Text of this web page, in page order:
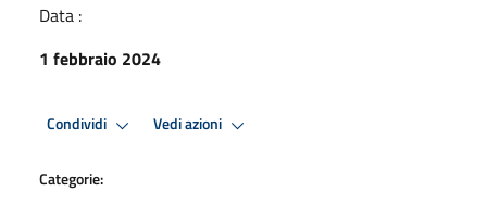
Data :
1 febbraio 2024
Condividi Vedi azioni
Categorie: